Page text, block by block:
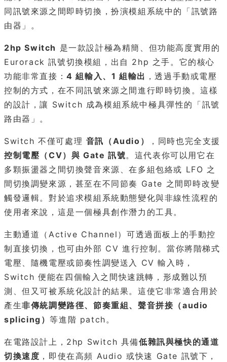
同訊號來源之間即時切換，扮演模組系統中的「訊號路
由器」。
2hp Switch 是一款設計極為精簡、但功能高度實用的
Eurorack 訊號切換模組，出自 2hp 之手。它的核心
功能非常直接：4 組輸入、1 組輸出 ，透過手動或電壓
控制的方式，在不同訊號來源之間進行即時切換。這樣
的設計，讓 Switch 成為模組系統中極具彈性的「訊號
路由器」。
Switch 不僅可處理 音訊（Audio）
，同時也完全支援
控制電壓（CV）與 Gate 訊號。這代表你可以用它在
多顆振盪器之間切換聲音來源、在多組包絡或 LFO 之
間切換調變來源，甚至在不同節奏 Gate 之間即時改變
觸發邏輯。對於追求模組系統動態變化與非線性流程的
使用者來說，這是一個極具創作潛力的工具。
主動通道（Active Channel）可透過面板上的手動控
制直接切換，也可由外部 CV 進行控制。當你將階梯式
電壓、隨機電壓或節奏性調變送入 CV 輸入時，
Switch 便能在四個輸入之間快速跳轉，形成難以預
測、但又可被系統化設計的結果。這使它非常適合用於
產生非傳統調變路徑、節奏重組、聲音拼接（audio
splicing）等進階 patch。
在電路設計上，2hp Switch 具備低雜訊與極快的通道
切換速度 ，即使在高頻 Audio 或快速 Gate 訊號下，